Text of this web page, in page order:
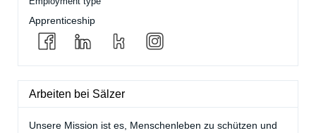
Apprenticeship
Arbeiten bei Sälzer
Unsere Mission ist es, Menschenleben zu schützen und